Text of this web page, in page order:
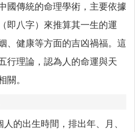
國傳統的命理學術，主要依據
即八字）來推算其一生的運
、健康等方面的吉凶禍福。這
行理論，認為人的命運與天
關。
人的出生時間，排出年、月、